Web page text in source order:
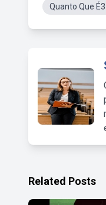
Quanto Que
Related Posts